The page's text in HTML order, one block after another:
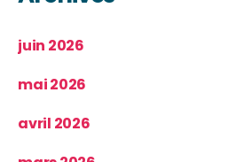
juin 2026
mai 2026
avril 2026